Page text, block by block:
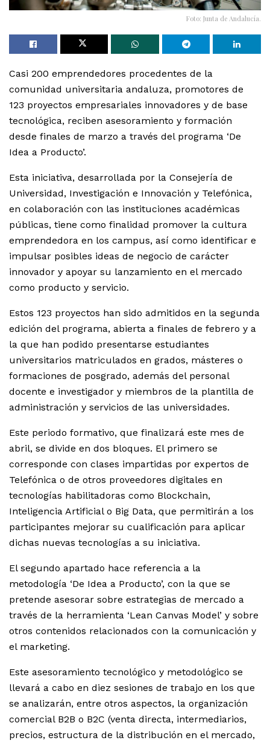
Foto: Junta de Andalucía.
Casi 200 emprendedores procedentes de la
comunidad universitaria andaluza, promotores de
123 proyectos empresariales innovadores y de base
tecnológica, reciben asesoramiento y formación
desde finales de marzo a través del programa ‘De
Idea a Producto’.
Esta iniciativa, desarrollada por la Consejería de
Universidad, Investigación e Innovación y Telefónica,
en colaboración con las instituciones académicas
públicas, tiene como finalidad promover la cultura
emprendedora en los campus, así como identificar e
impulsar posibles ideas de negocio de carácter
innovador y apoyar su lanzamiento en el mercado
como producto y servicio.
Estos 123 proyectos han sido admitidos en la segunda
edición del programa, abierta a finales de febrero y a
la que han podido presentarse estudiantes
universitarios matriculados en grados, másteres o
formaciones de posgrado, además del personal
docente e investigador y miembros de la plantilla de
administración y servicios de las universidades.
Este periodo formativo, que finalizará este mes de
abril, se divide en dos bloques. El primero se
corresponde con clases impartidas por expertos de
Telefónica o de otros proveedores digitales en
tecnologías habilitadoras como Blockchain,
Inteligencia Artificial o Big Data, que permitirán a los
participantes mejorar su cualificación para aplicar
dichas nuevas tecnologías a su iniciativa.
El segundo apartado hace referencia a la
metodología ‘De Idea a Producto’, con la que se
pretende asesorar sobre estrategias de mercado a
través de la herramienta ‘Lean Canvas Model’ y sobre
otros contenidos relacionados con la comunicación y
el marketing.
Este asesoramiento tecnológico y metodológico se
llevará a cabo en diez sesiones de trabajo en los que
se analizarán, entre otros aspectos, la organización
comercial B2B o B2C (venta directa, intermediarios,
precios, estructura de la distribución en el mercado,